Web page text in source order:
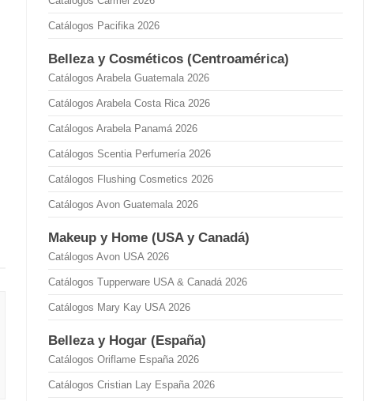
Catálogos Pacifika 2026
Belleza y Cosméticos (Centroamérica)
Catálogos Arabela Guatemala 2026
Catálogos Arabela Costa Rica 2026
Catálogos Arabela Panamá 2026
Catálogos Scentia Perfumería 2026
Catálogos Flushing Cosmetics 2026
Catálogos Avon Guatemala 2026
Makeup y Home (USA y Canadá)
Catálogos Avon USA 2026
Catálogos Tupperware USA & Canadá 2026
Catálogos Mary Kay USA 2026
Belleza y Hogar (España)
Catálogos Oriflame España 2026
Catálogos Cristian Lay España 2026